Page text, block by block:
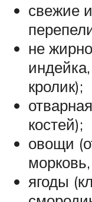
свежие
не
кролик);
костей);
овощи
морковь,
ягоды